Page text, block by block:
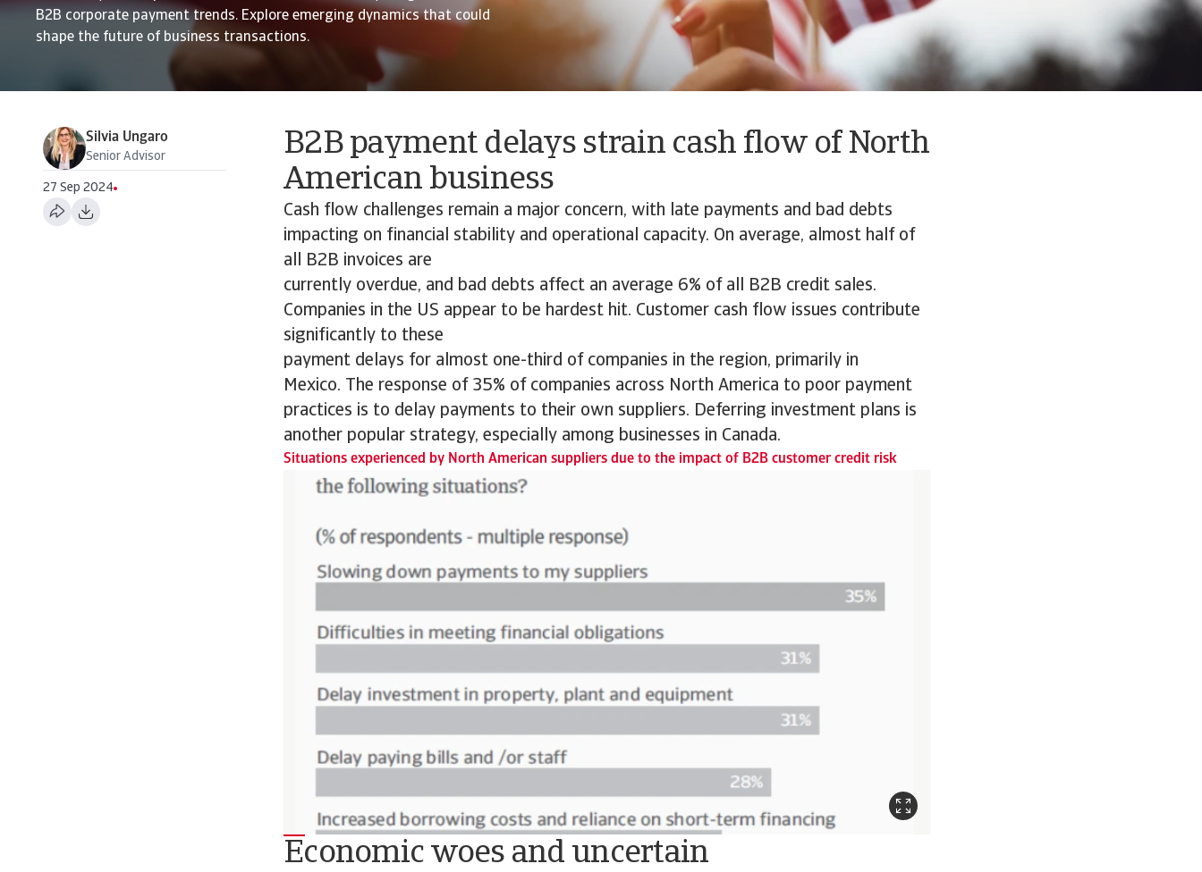
B2B corporate payment trends. Explore emerging dynamics that could
shape the future of business transactions.
Silvia Ungaro
Senior Advisor
27 Sep 2024
B2B payment delays strain cash flow of North
American business
Cash flow challenges remain a major concern, with late payments and bad debts
impacting on financial stability and operational capacity. On average, almost half of
all B2B invoices are
currently overdue, and bad debts affect an average 6% of all B2B credit sales.
Companies in the US appear to be hardest hit. Customer cash flow issues contribute
significantly to these
payment delays for almost one-third of companies in the region, primarily in
Mexico. The response of 35% of companies across North America to poor payment
practices is to delay payments to their own suppliers. Deferring investment plans is
another popular strategy, especially among businesses in Canada.
Situations experienced by North American suppliers due to the impact of B2B customer credit risk
Economic woes and uncertain